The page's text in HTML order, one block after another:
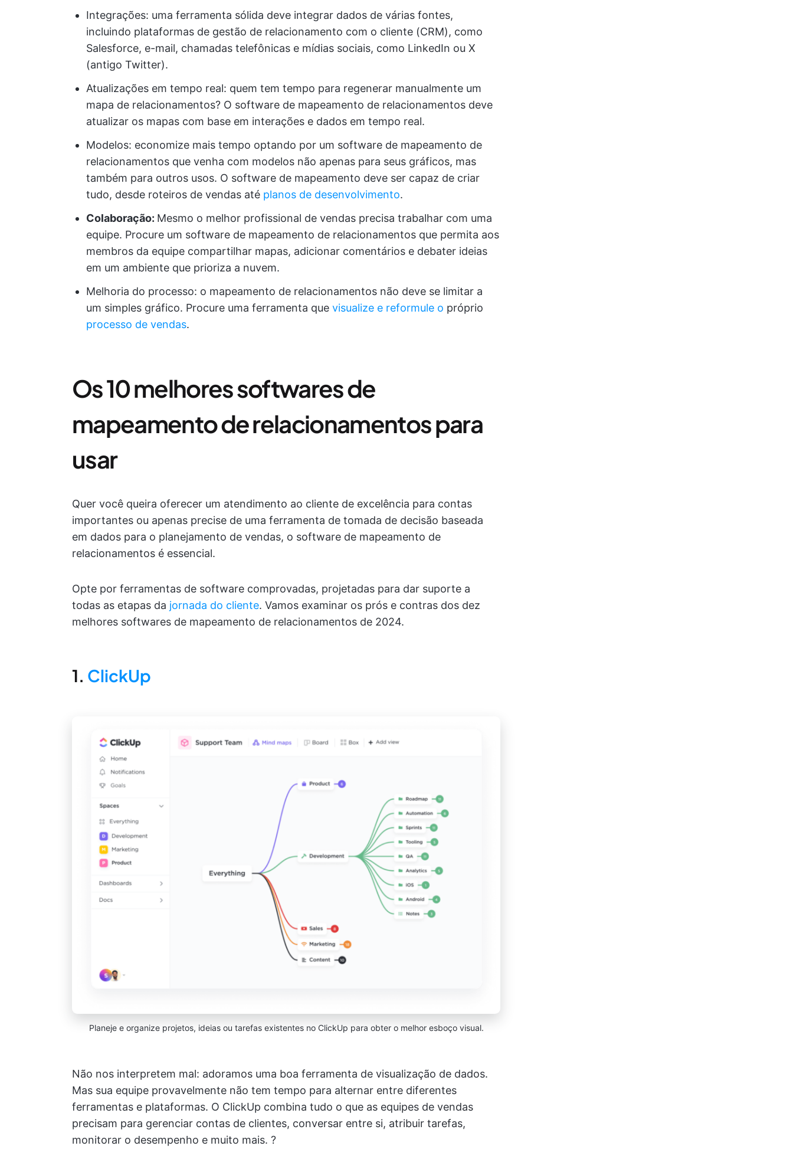
Integrações: uma ferramenta sólida deve integrar dados de várias fontes,
incluindo plataformas de gestão de relacionamento com o cliente (CRM), como
Salesforce, e-mail, chamadas telefônicas e mídias sociais, como LinkedIn ou X
(antigo Twitter).
Atualizações em tempo real: quem tem tempo para regenerar manualmente um
mapa de relacionamentos? O software de mapeamento de relacionamentos deve
atualizar os mapas com base em interações e dados em tempo real.
Modelos: economize mais tempo optando por um software de mapeamento de
relacionamentos que venha com modelos não apenas para seus gráficos, mas
também para outros usos. O software de mapeamento deve ser capaz de criar
tudo, desde roteiros de vendas até planos de desenvolvimento.
Colaboração: Mesmo o melhor profissional de vendas precisa trabalhar com uma
equipe. Procure um software de mapeamento de relacionamentos que permita aos
membros da equipe compartilhar mapas, adicionar comentários e debater ideias
em um ambiente que prioriza a nuvem.
Melhoria do processo: o mapeamento de relacionamentos não deve se limitar a
um simples gráfico. Procure uma ferramenta que visualize e reformule o próprio
processo de vendas.
Os 10 melhores softwares de
mapeamento de relacionamentos para
usar
Quer você queira oferecer um atendimento ao cliente de excelência para contas
importantes ou apenas precise de uma ferramenta de tomada de decisão baseada
em dados para o planejamento de vendas, o software de mapeamento de
relacionamentos é essencial.
Opte por ferramentas de software comprovadas, projetadas para dar suporte a
todas as etapas da jornada do cliente. Vamos examinar os prós e contras dos dez
melhores softwares de mapeamento de relacionamentos de 2024.
1. ClickUp
Planeje e organize projetos, ideias ou tarefas existentes no ClickUp para obter o melhor esboço visual.
Não nos interpretem mal: adoramos uma boa ferramenta de visualização de dados.
Mas sua equipe provavelmente não tem tempo para alternar entre diferentes
ferramentas e plataformas. O ClickUp combina tudo o que as equipes de vendas
precisam para gerenciar contas de clientes, conversar entre si, atribuir tarefas,
monitorar o desempenho e muito mais. ?